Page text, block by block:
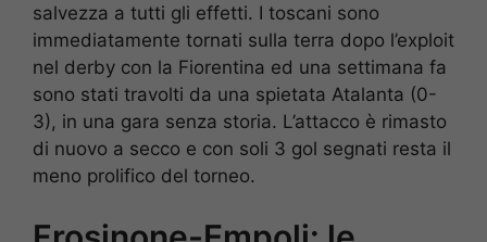
salvezza a tutti gli effetti. I toscani sono
immediatamente tornati sulla terra dopo l’exploit
nel derby con la Fiorentina ed una settimana fa
sono stati travolti da una spietata Atalanta (0-
3), in una gara senza storia. L’attacco è rimasto
di nuovo a secco e con soli 3 gol segnati resta il
meno prolifico del torneo.